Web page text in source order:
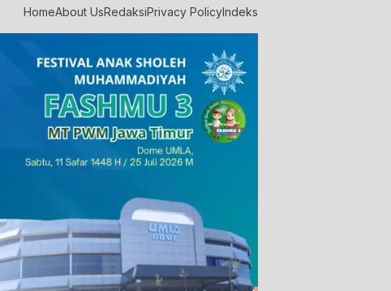
HomeAbout UsRedaksiPrivacy PolicyIndeks